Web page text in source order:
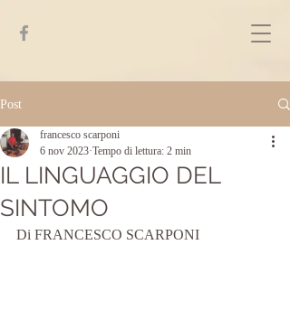
Post
IL LINGUAGGIO DEL
SINTOMO
francesco scarponi
6 nov 2023 Tempo di lettura: 2 min
Di FRANCESCO SCARPONI